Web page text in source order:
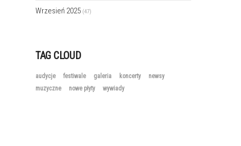
Wrzesień 2025 (47)
TAG CLOUD
audycje festiwale galeria koncerty
newsy
muzyczne
nowe płyty wywiady